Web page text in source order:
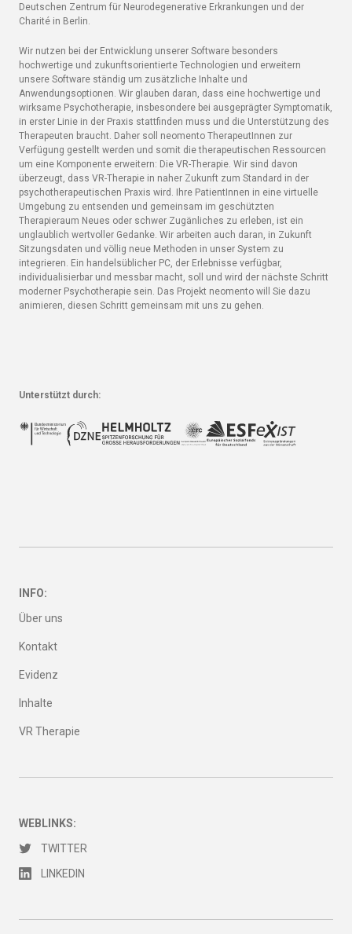
Deutschen Zentrum für Neurodegenerative Erkrankungen und der
Charité in Berlin.
Wir nutzen bei der Entwicklung unserer Software besonders
hochwertige und zukunftsorientierte Technologien und erweitern
unsere Software ständig um zusätzliche Inhalte und
Anwendungsoptionen. Wir glauben daran, dass eine hochwertige und
wirksame Psychotherapie, insbesondere bei ausgeprägter Symptomatik,
in erster Linie in der Praxis stattfinden muss und die Unterstützung des
Therapeuten braucht. Daher soll neomento TherapeutInnen zur
Verfügung gestellt werden und somit die therapeutischen Ressourcen
um eine Komponente erweitern: Die VR-Therapie. Wir sind davon
überzeugt, dass VR-Therapie in naher Zukunft zum Standard in der
psychotherapeutischen Praxis wird. Ihre PatientInnen in eine virtuelle
Umgebung zu entsenden und gemeinsam im geschützten
Therapieraum Neues oder schwer Zugänliches zu erleben, ist ein
unglaublich wertvoller Gedanke. Wir arbeiten auch daran, in Zukunft
Sitzungsdaten und völlig neue Methoden in unser System zu
integrieren. Ein handelsüblicher PC, der Erlebnisse verfügbar,
individualisierbar und messbar macht, soll und wird der nächste Schritt
moderner Psychotherapie sein. Das Projekt neomento will Sie dazu
animieren, diesen Schritt gemeinsam mit uns zu gehen.
Unterstützt durch:
INFO:
Über uns
Kontakt
Evidenz
Inhalte
VR Therapie
WEBLINKS:
TWITTER
LINKEDIN